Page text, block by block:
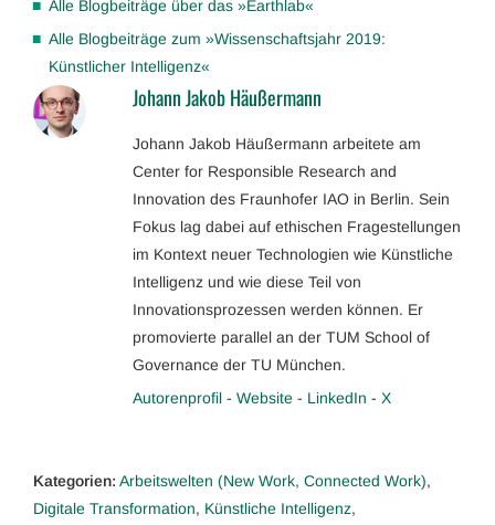
Alle Blogbeiträge über das »Earthlab«
Alle Blogbeiträge zum »Wissenschafts­jahr 2019:
Künstlicher Intelligenz«
Johann Jakob Häußermann
Johann Jakob Häußermann arbeitete am
Center for Responsible Research and
Innovation des Fraunhofer IAO in Berlin. Sein
Fokus lag dabei auf ethischen Fragestellungen
im Kontext neuer Technologien wie Künstliche
Intelligenz und wie diese Teil von
Innovationsprozessen werden können. Er
promovierte parallel an der TUM School of
Governance der TU München.
Autorenprofil - Website - LinkedIn - X
Kategorien: Arbeitswelten (New Work, Connected Work),
Digitale Transformation, Künstliche Intelligenz,